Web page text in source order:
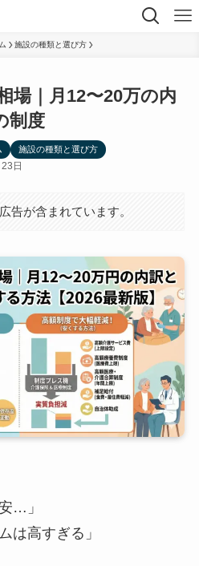
施設の種類と選び方
場｜月12〜20万の内
制度
施設の種類と選び方
日
告が含まれています。
…」
は高すぎる」